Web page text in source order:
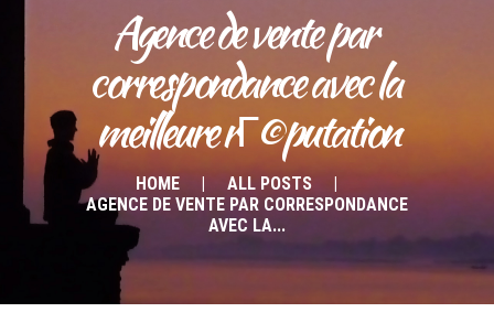
Agence de vente par
correspondance avec la
meilleure rГ©putation
HOME
ALL POSTS
AGENCE DE VENTE PAR CORRESPONDANCE
AVEC LA...
BUCHUNGEN
INDIEN RETREAT
English
Deutsch